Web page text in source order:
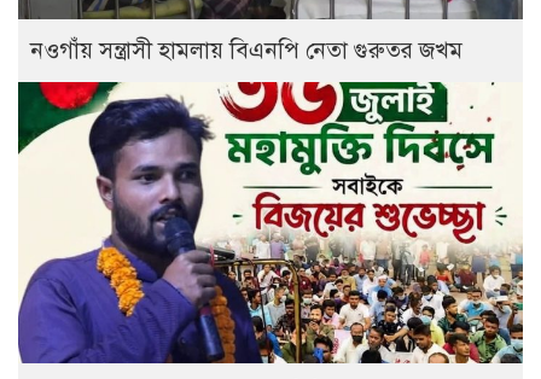
নওগাঁয় সন্ত্রাসী হামলায় বিএনপি নেতা গুরুতর জখম